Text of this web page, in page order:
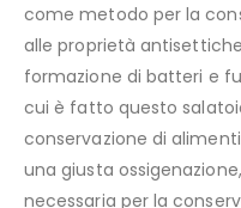
come metodo per la
alle proprietà
formazione di batteri e
cui è fatto questo
conservazione di
una giusta
necessaria per la